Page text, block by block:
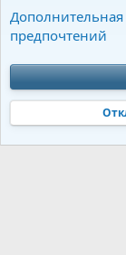
Cookies
Обратная связь
Политика
Community platform
Jumuro®|Media
предпочтений